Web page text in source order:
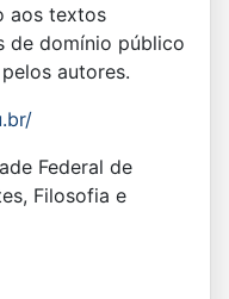
aos textos
de domínio público
autores.
Federal de
Filosofia e